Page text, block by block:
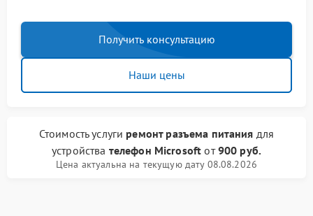
Получить консультацию
Наши цены
Стоимость услуги ремонт разъема питания для
устройства телефон Microsoft от900 руб.
Цена актуальна на текущую дату 08.08.2026